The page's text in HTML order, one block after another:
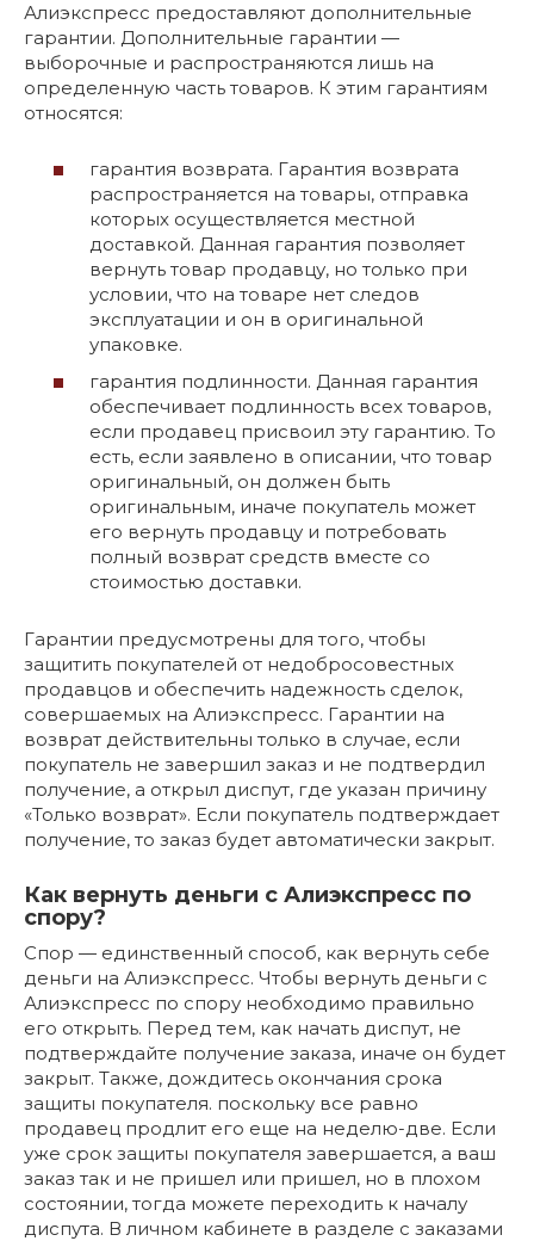
Алиэкспресс предоставляют дополнительные
гарантии. Дополнительные гарантии —
выборочные и распространяются лишь на
определенную часть товаров. К этим гарантиям
относятся:
гарантия возврата. Гарантия возврата
распространяется на товары, отправка
которых осуществляется местной
доставкой. Данная гарантия позволяет
вернуть товар продавцу, но только при
условии, что на товаре нет следов
эксплуатации и он в оригинальной
упаковке.
гарантия подлинности. Данная гарантия
обеспечивает подлинность всех товаров,
если продавец присвоил эту гарантию. То
есть, если заявлено в описании, что товар
оригинальный, он должен быть
оригинальным, иначе покупатель может
его вернуть продавцу и потребовать
полный возврат средств вместе со
стоимостью доставки.
Гарантии предусмотрены для того, чтобы
защитить покупателей от недобросовестных
продавцов и обеспечить надежность сделок,
совершаемых на Алиэкспресс. Гарантии на
возврат действительны только в случае, если
покупатель не завершил заказ и не подтвердил
получение, а открыл диспут, где указан причину
«Только возврат». Если покупатель подтверждает
получение, то заказ будет автоматически закрыт.
Как вернуть деньги с Алиэкспресс по
спору?
Спор — единственный способ, как вернуть себе
деньги на Алиэкспресс. Чтобы вернуть деньги с
Алиэкспресс по спору необходимо правильно
его открыть. Перед тем, как начать диспут, не
подтверждайте получение заказа, иначе он будет
закрыт. Также, дождитесь окончания срока
защиты покупателя. поскольку все равно
продавец продлит его еще на неделю-две. Если
уже срок защиты покупателя завершается, а ваш
заказ так и не пришел или пришел, но в плохом
состоянии, тогда можете переходить к началу
диспута. В личном кабинете в разделе с заказами